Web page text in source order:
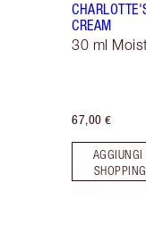
CREAM
30 ml
67,00 €